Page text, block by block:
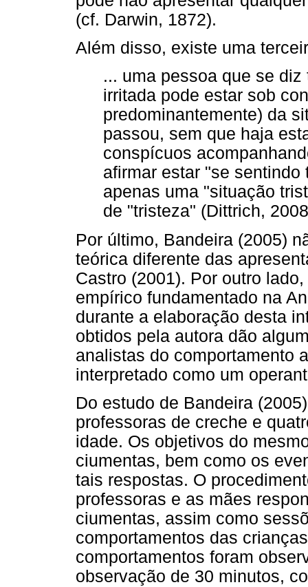
(cf. Darwin, 1872).
Além disso, existe uma
... uma pessoa que se
irritada pode estar sob
predominantemente) da
passou, sem que haja
conspícuos
afirmar estar "se
apenas uma "situação
de "tristeza" (Dittrich,
Por último, Bandeira (2005)
teórica diferente das
Castro (2001). Por outro
empírico fundamentado na
durante a elaboração desta
obtidos pela autora dão
analistas do comportamento
interpretado como um
Do estudo de Bandeira
professoras de creche e
idade. Os objetivos do
ciumentas, bem como os
tais respostas. O
professoras e as mães
ciumentas, assim como
comportamentos das
comportamentos foram
observação de 30 minutos,